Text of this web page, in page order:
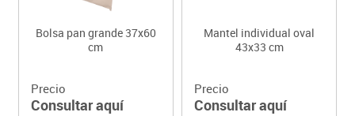
Bolsa pan grande 37x60
cm
Precio
Consultar aquí
Mantel individual oval
43x33 cm
Precio
Consultar aquí